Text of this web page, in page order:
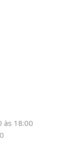
às 18:00